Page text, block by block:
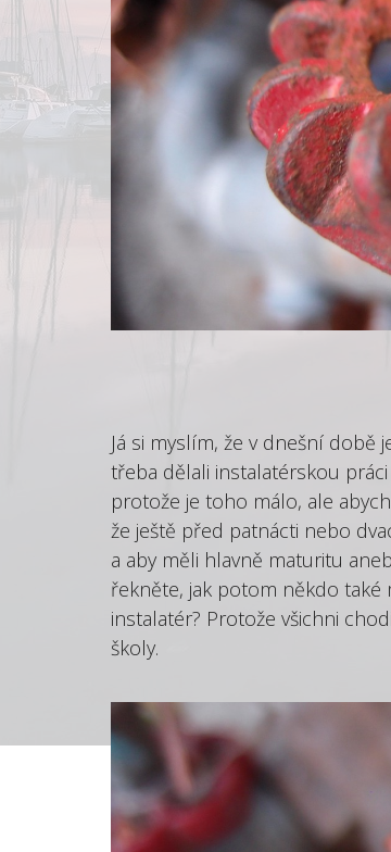
Já si myslím, že v dnešní
třeba dělali instalatérskou
protože je toho málo, ale
že ještě před patnácti nebo
a aby měli hlavně maturitu
řekněte, jak potom někdo
instalatér? Protože všichni
školy.